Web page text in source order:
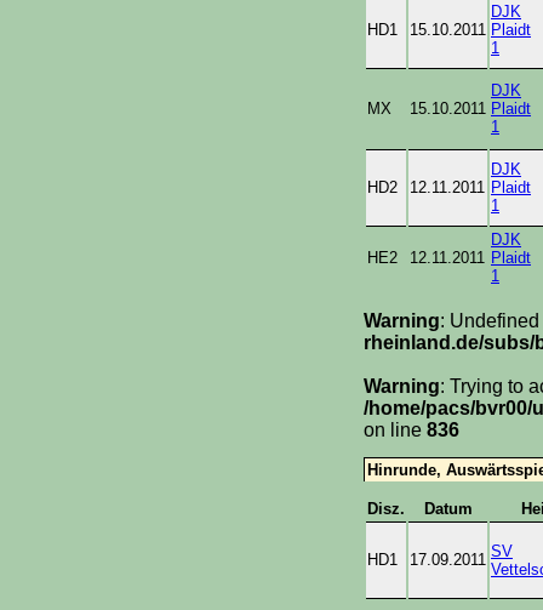
HD1 15.10.2011
DJK
Plaidt
1
MX 15.10.2011
DJK
Plaidt
1
HD2 12.11.2011
DJK
Plaidt
1
HE2 12.11.2011
DJK
Plaidt
1
Warning:
rheinland.de/subs/
Warning: Trying to
/home/pacs/bvr00/
on line 836
Hinrunde,
Disz. Datum
HD1 17.09.2011 SV